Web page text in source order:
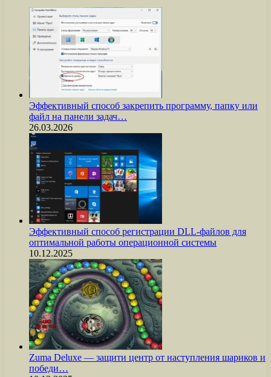
Эффективный способ закрепить программу, папку или
файл на панели задач…
26.03.2026
Эффективный способ регистрации DLL-файлов для
оптимальной работы операционной системы
10.12.2025
Zuma Deluxe — защити центр от наступления шариков и
победи…